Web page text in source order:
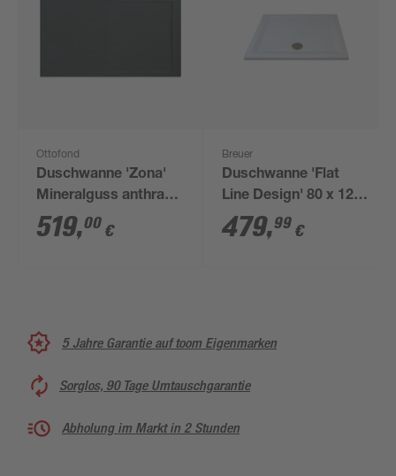
Ottofond
Duschwanne 'Zona'
Mineralguss anthrazit
1200 x 800 / 30 mm
519,00 €
Breuer
Duschwanne 'Flat
Line Design' 80 x 120
cm weiß
479,99 €
5 Jahre Garantie auf toom Eigenmarken
Sorglos, 90 Tage Umtauschgarantie
Abholung im Markt in 2 Stunden